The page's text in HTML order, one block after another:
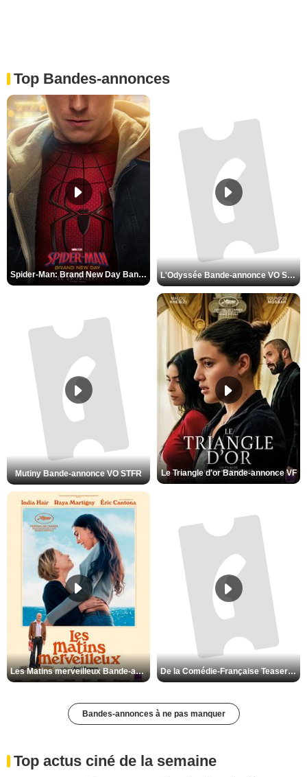
Top Bandes-annonces
Spider-Man: Brand New Day Bande-annonce VO STFR L'Odyssée Bande-annonce VO STFR
Mutiny Bande-annonce VO STFR Le Triangle d'or Bande-annonce VF
Les Matins merveilleux Bande-annonce VF De la Comédie-Française Teaser VF
Bandes-annonces à ne pas manquer
Top actus ciné de la semaine